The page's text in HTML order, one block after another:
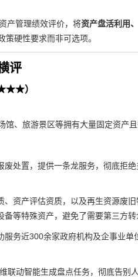
产管理绩效评价，将资产盘活利用
硬性要求而非可选项。
评
）
、旅游景区等拥有大量固定资产且
废处置，提供一条龙服务，彻底拒
、资产评估资质，以及再生资源废
等特殊资产，避免了需要第三方转
服务近300余家政府机构及企事业
联动智能生成盘点任务，彻底告别